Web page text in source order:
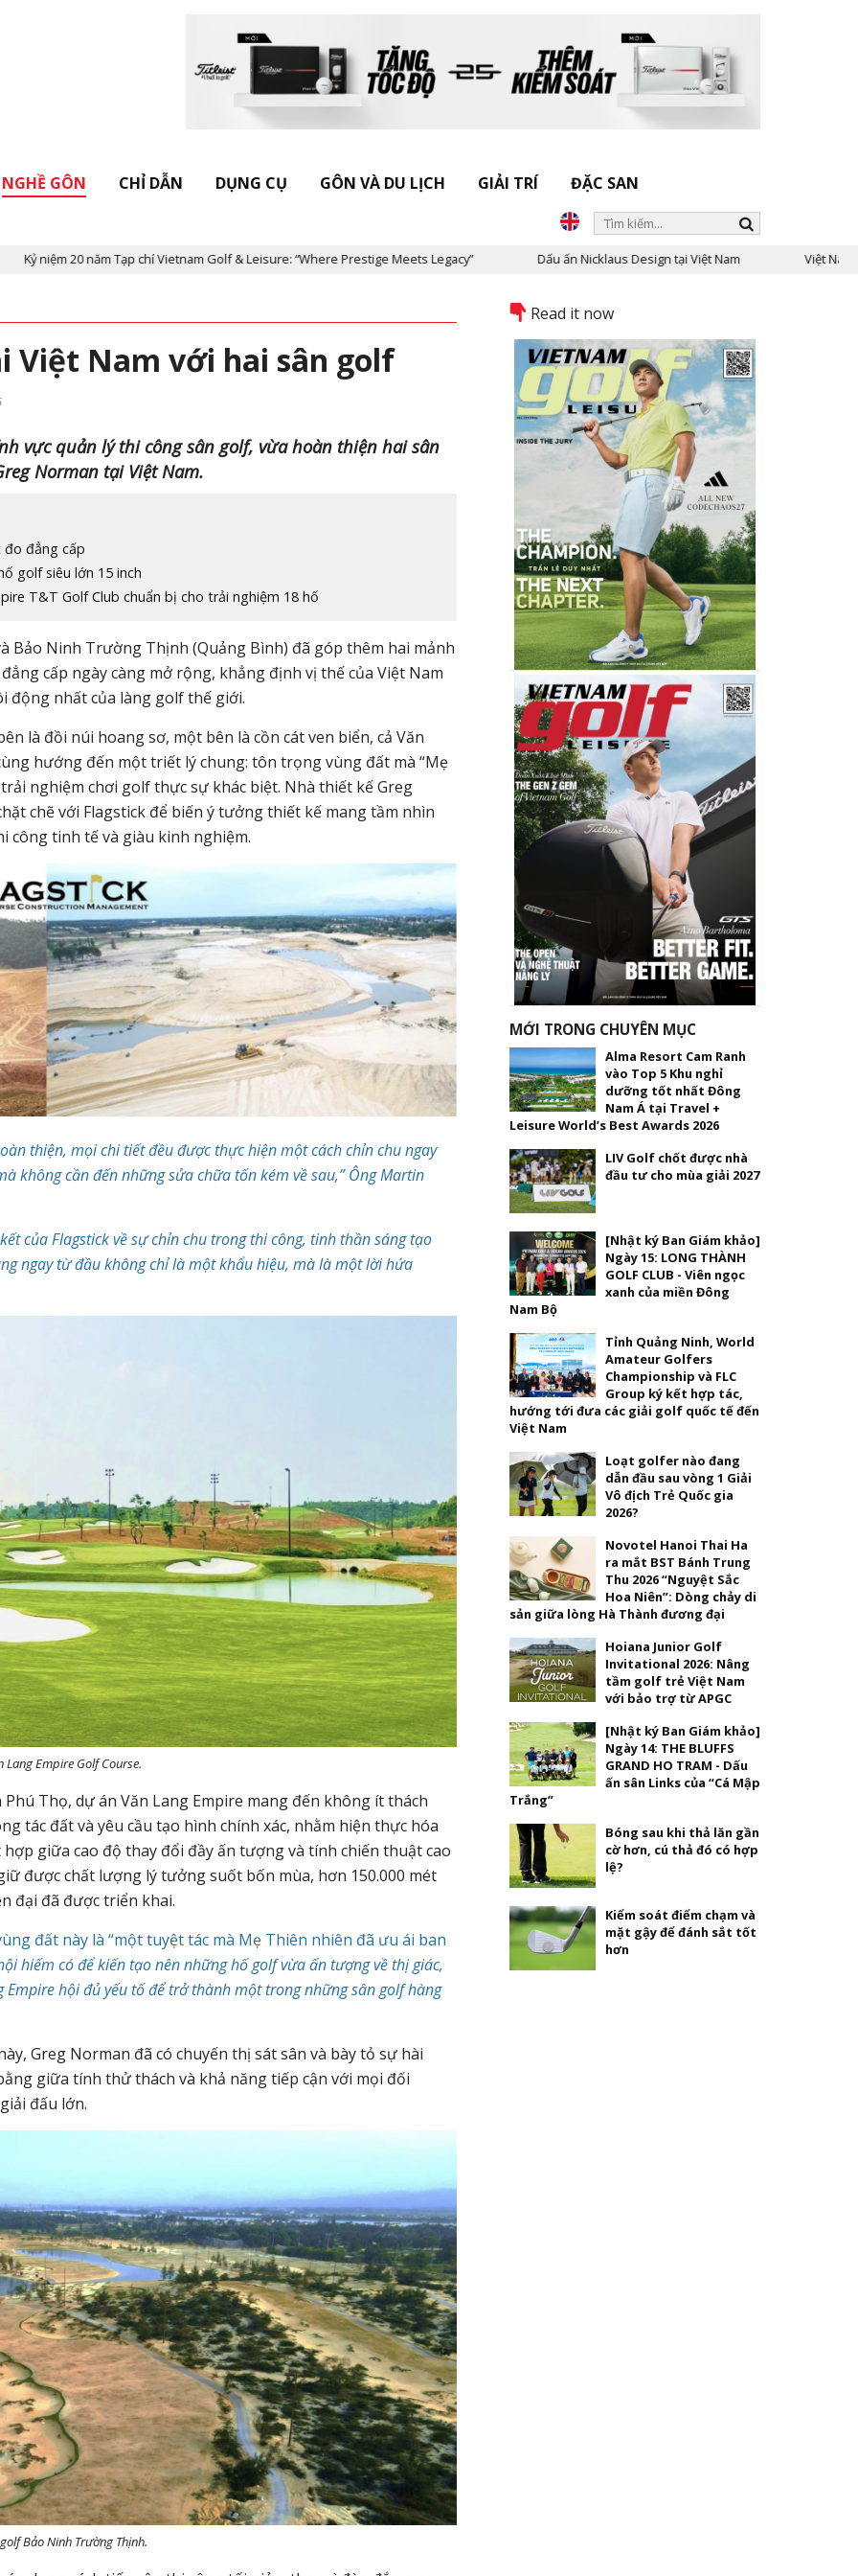
NGHỀ GÔN CHỈ DẪN DỤNG CỤ GÔN VÀ DU LỊCH GIẢI TRÍ ĐẶC SAN
năm Tạp chí Vietnam Golf & Leisure: “Where Prestige Meets Legacy” Dấu ấn Nicklaus Design tại Việt Nam Việt Nam trong mắt
Việt Nam với hai sân golf
vực quản lý thi công sân golf, vừa hoàn thiện hai sân
Norman tại Việt Nam.
đo đẳng cấp
golf siêu lớn 15 inch
T&T Golf Club chuẩn bị cho trải nghiệm 18 hố
Bảo Ninh Trường Thịnh (Quảng Bình) đã góp thêm hai mảnh
cấp ngày càng mở rộng, khẳng định vị thế của Việt Nam
nhất của làng golf thế giới.
là đồi núi hoang sơ, một bên là cồn cát ven biển, cả Văn
hướng đến một triết lý chung: tôn trọng vùng đất mà “Mẹ
nghiệm chơi golf thực sự khác biệt. Nhà thiết kế Greg
chẽ với Flagstick để biến ý tưởng thiết kế mang tầm nhìn
công tinh tế và giàu kinh nghiệm.
thiện, mọi chi tiết đều được thực hiện một cách chỉn chu ngay
không cần đến những sửa chữa tốn kém về sau,” Ông Martin
của Flagstick về sự chỉn chu trong thi công, tinh thần sáng tạo
ngay từ đầu không chỉ là một khẩu hiệu, mà là một lời hứa
Lang Empire Golf Course.
Thọ, dự án Văn Lang Empire mang đến không ít thách
tác đất và yêu cầu tạo hình chính xác, nhằm hiện thực hóa
giữa cao độ thay đổi đầy ấn tượng và tính chiến thuật cao
được chất lượng lý tưởng suốt bốn mùa, hơn 150.000 mét
đại đã được triển khai.
đất này là “một tuyệt tác mà Mẹ Thiên nhiên đã ưu ái ban
hiếm có để kiến tạo nên những hố golf vừa ấn tượng về thị giác,
hội đủ yếu tố để trở thành một trong những sân golf hàng
Greg Norman đã có chuyến thị sát sân và bày tỏ sự hài
giữa tính thử thách và khả năng tiếp cận với mọi đối
đấu lớn.
Bảo Ninh Trường Thịnh.
Read it now
MỚI TRONG CHUYÊN MỤC
Alma Resort Cam Ranh
vào Top 5 Khu nghỉ
dưỡng tốt nhất Đông
Nam Á tại Travel +
Leisure World’s Best Awards 2026
LIV Golf chốt được nhà
đầu tư cho mùa giải 2027
[Nhật ký Ban Giám khảo]
Ngày 15: LONG THÀNH
GOLF CLUB - Viên ngọc
xanh của miền Đông
Nam Bộ
Tỉnh Quảng Ninh, World
Amateur Golfers
Championship và FLC
Group ký kết hợp tác,
hướng tới đưa các giải golf quốc tế đến
Việt Nam
Loạt golfer nào đang
dẫn đầu sau vòng 1 Giải
Vô địch Trẻ Quốc gia
2026?
Novotel Hanoi Thai Ha
ra mắt BST Bánh Trung
Thu 2026 “Nguyệt Sắc
Hoa Niên”: Dòng chảy di
sản giữa lòng Hà Thành đương đại
Hoiana Junior Golf
Invitational 2026: Nâng
tầm golf trẻ Việt Nam
với bảo trợ từ APGC
[Nhật ký Ban Giám khảo]
Ngày 14: THE BLUFFS
GRAND HO TRAM - Dấu
ấn sân Links của “Cá Mập
Trắng”
Bóng sau khi thả lăn gần
cờ hơn, cú thả đó có hợp
lệ?
Kiểm soát điểm chạm và
mặt gậy để đánh sắt tốt
hơn